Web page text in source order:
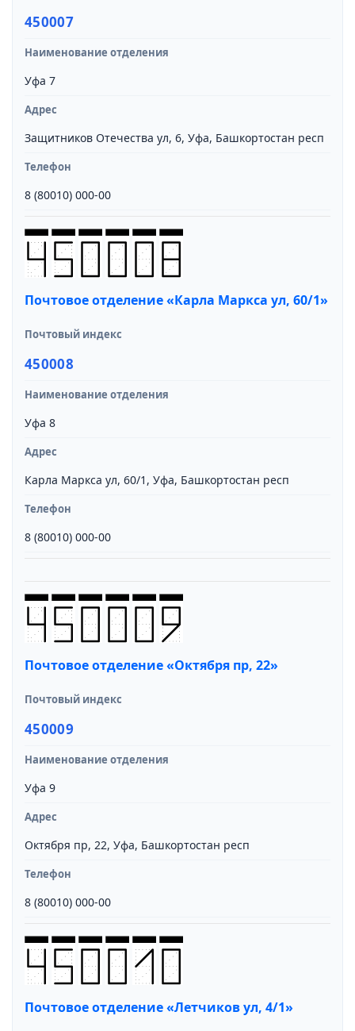
450007
Наименование отделения
Уфа 7
Адрес
Защитников Отечества ул, 6, Уфа, Башкортостан респ
Телефон
8 (80010) 000-00
Почтовое отделение «Карла Маркса ул, 60/1»
Почтовый индекс
450008
Наименование отделения
Уфа 8
Адрес
Карла Маркса ул, 60/1, Уфа, Башкортостан респ
Телефон
8 (80010) 000-00
Почтовое отделение «Октября пр, 22»
Почтовый индекс
450009
Наименование отделения
Уфа 9
Адрес
Октября пр, 22, Уфа, Башкортостан респ
Телефон
8 (80010) 000-00
Почтовое отделение «Летчиков ул, 4/1»